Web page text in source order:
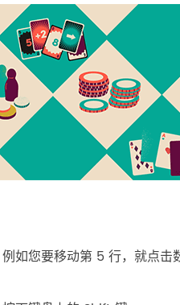
如您要移动第 5 行，就点击